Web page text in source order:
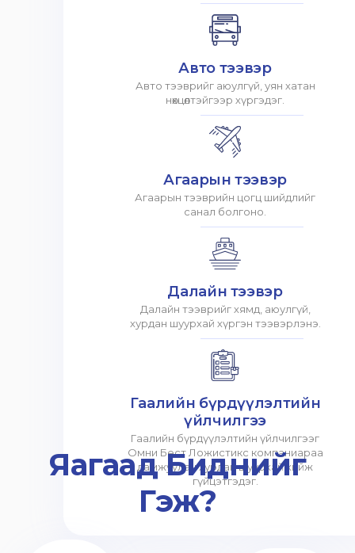
Авто тээвэр
Авто тээврийг аюулгүй, уян хатан
нөхцөлтэйгээр хүргэдэг.
Агаарын тээвэр
Агаарын тээврийн цогц шийдлийг
санал болгоно.
Далайн тээвэр
Далайн тээврийг хямд, аюулгүй,
хурдан шуурхай хүргэн тээвэрлэнэ.
Гаалийн бүрдүүлэлтийн
үйлчилгээ
Гаалийн бүрдүүлэлтийн үйлчилгээг
Омни Бест Ложистикс компаниараа
дамжуулан хурдан шуурхай хийж
гүйцэтгэдэг.
Яагаад Биднийг
Гэж?